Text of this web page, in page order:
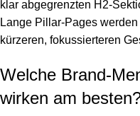
klar abgegrenzten H2-
Lange Pillar-Pages
kürzeren, fokussierteren
Welche Brand-
wirken am